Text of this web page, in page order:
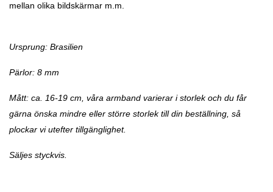
mellan olika bildskärmar m.m.
Ursprung: Brasilien
Pärlor: 8 mm
Mått: ca. 16-19 cm, våra armband varierar i storlek och du får
gärna önska mindre eller större storlek till din beställning, så
plockar vi utefter tillgänglighet.
Säljes styckvis.